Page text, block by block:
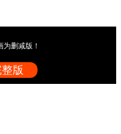
删减版！
版